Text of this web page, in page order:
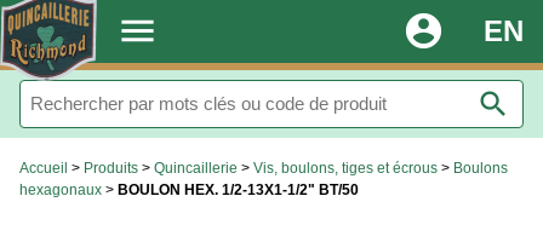
. menu EN
account_circle
search
Accueil > Produits > Quincaillerie > Vis, boulons, tiges et écrous > Boulons
hexagonaux > BOULON HEX. 1/2-13X1-1/2" BT/50